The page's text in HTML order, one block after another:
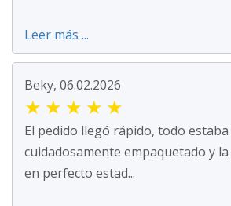
Leer más ...
Beky, 06.02.2026
★ ★ ★ ★ ★
El pedido llegó rápido, todo estaba
cuidadosamente empaquetado y
en perfecto estad...